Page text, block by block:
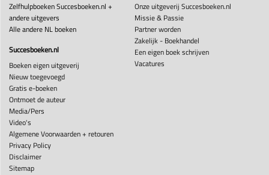
Zelfhulpboeken Succesboeken.nl +
andere uitgevers
Alle andere NL boeken
Succesboeken.nl
Boeken eigen uitgeverij
Nieuw toegevoegd
Gratis e-boeken
Ontmoet de auteur
Media/Pers
Video's
Algemene Voorwaarden + retouren
Privacy Policy
Disclaimer
Sitemap
Onze uitgeverij Succesboeken.nl
Missie & Passie
Partner worden
Zakelijk - Boekhandel
Een eigen boek schrijven
Vacatures